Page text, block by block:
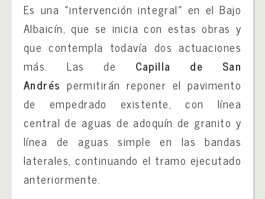
Es una «intervención integral» en el Bajo
Albaicín, que se inicia con estas obras y
que contempla todavía dos actuaciones
más. Las de Capilla de San
Andrés permitirán reponer el pavimento
de empedrado existente, con línea
central de aguas de adoquín de granito y
línea de aguas simple en las bandas
laterales, continuando el tramo ejecutado
anteriormente.